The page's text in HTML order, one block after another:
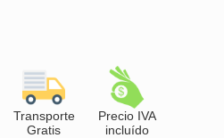
Transporte
Gratis
Precio IVA
incluído